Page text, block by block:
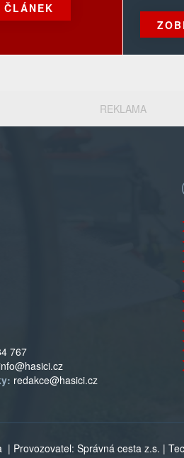
REKLAMA
767
redakce@hasici.cz
| Provozovatel: Správná cesta z.s. |